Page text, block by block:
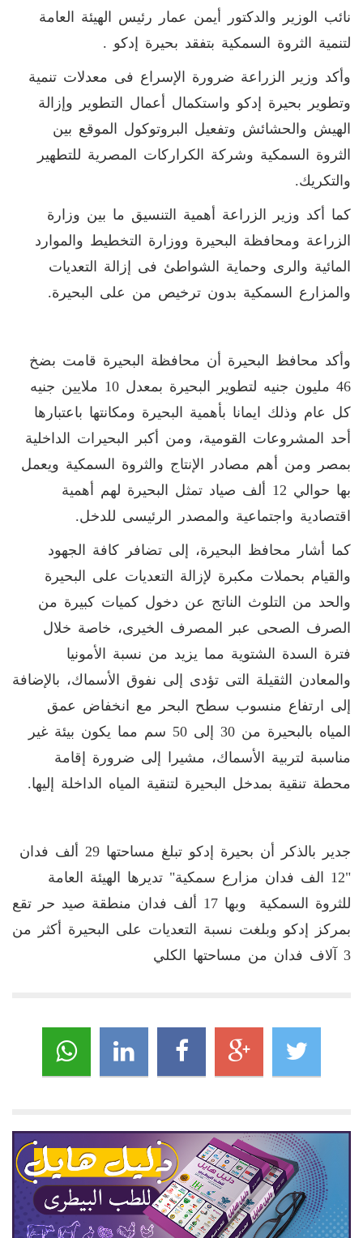
نائب الوزير والدكتور أيمن عمار رئيس الهيئة العامة
لتنمية الثروة السمكية بتفقد بحيرة إدكو .
وأكد وزير الزراعة ضرورة الإسراع فى معدلات تنمية
وتطوير بحيرة إدكو واستكمال أعمال التطوير وإزالة
الهيش والحشائش وتفعيل البروتوكول الموقع بين
الثروة السمكية وشركة الكراركات المصرية للتطهير
والتكريك.
كما أكد وزير الزراعة أهمية التنسيق ما بين وزارة
الزراعة ومحافظة البحيرة ووزارة التخطيط والموارد
المائية والرى وحماية الشواطئ فى إزالة التعديات
والمزارع السمكية بدون ترخيص من على البحيرة.
وأكد محافظ البحيرة أن محافظة البحيرة قامت بضخ
46 مليون جنيه لتطوير البحيرة بمعدل 10 ملايين جنيه
كل عام وذلك ايمانا بأهمية البحيرة ومكانتها باعتبارها
أحد المشروعات القومية، ومن أكبر البحيرات الداخلية
بمصر ومن أهم مصادر الإنتاج والثروة السمكية ويعمل
بها حوالي 12 ألف صياد تمثل البحيرة لهم أهمية
اقتصادية واجتماعية والمصدر الرئيسى للدخل.
كما أشار محافظ البحيرة، إلى تضافر كافة الجهود
والقيام بحملات مكبرة لإزالة التعديات على البحيرة
والحد من التلوث الناتج عن دخول كميات كبيرة من
الصرف الصحى عبر المصرف الخيرى، خاصة خلال
فترة السدة الشتوية مما يزيد من نسبة الأمونيا
والمعادن الثقيلة التى تؤدى إلى نفوق الأسماك، بالإضافة
إلى ارتفاع منسوب سطح البحر مع انخفاض عمق
المياه بالبحيرة من 30 إلى 50 سم مما يكون بيئة غير
مناسبة لتربية الأسماك، مشيرا إلى ضرورة إقامة
محطة تنقية بمدخل البحيرة لتنقية المياه الداخلة إليها.
جدير بالذكر أن بحيرة إدكو تبلغ مساحتها 29 ألف فدان
"12 الف فدان مزارع سمكية" تديرها الهيئة العامة
للثروة السمكية وبها 17 ألف فدان منطقة صيد حر تقع
بمركز إدكو وبلغت نسبة التعديات على البحيرة أكثر من
3 آلاف فدان من مساحتها الكلي